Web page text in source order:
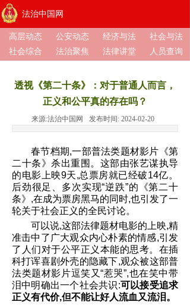
法治中国网
高层动态 公安动态 经济与法
社会与法
社会综合
法治聚焦 法律讲堂 人员查询
透视《第二十条》：对于普通人而言，
正义和公平真的存在吗？
来源:法治中国网 发布时间: 2024-02-20
春节档期,一部普法类题材影片《第
二十条》杀出重围。这部由张艺谋执导
的电影上映9天,总票房就已经破14亿。
后劲很足、多次实现“逆跌”的《第二十
条》,在成为票房黑马的同时,也引发了一
轮关于社会正义的全民讨论。
可以说,这部法律题材电影的上映,精
准击中了广大观众内心朴素的情感,引发
了人们对于公平正义本能的思考。在插
科打诨喜剧外壳的隐藏下,观众被这部普
法类题材影片逗笑又“惹哭”,也在笑中带
泪中明确出一个社会共识:可以接受追求
正义有代价,但不能让好人流血又流泪。